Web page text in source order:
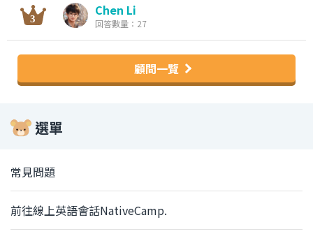
Chen Li
回答數量：27
顧問一覽
選單
常見問題
前往線上英語會話NativeCamp.